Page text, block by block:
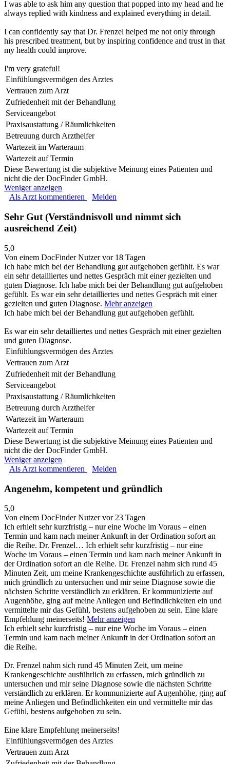
I was able to ask him any question that popped into my head and he
always replied with kindness and explained everything in detail.
I can confidently say that Dr. Frenzel helped me not only through
his prescribed treatment, but by inspiring confidence and trust in that
my health could improve.
I'm very grateful!
Einfühlungsvermögen des Arztes
Vertrauen zum Arzt
Zufriedenheit mit der Behandlung
Serviceangebot
Praxisaustattung / Räumlichkeiten
Betreuung durch Arzthelfer
Wartezeit im Warteraum
Wartezeit auf Termin
Diese Bewertung ist die subjektive Meinung eines Patienten und
nicht die der DocFinder GmbH.
Weniger anzeigen
Als Arzt kommentieren
Melden
Sehr Gut (Verständnisvoll und nimmt sich
ausreichend Zeit)
5,0
Von einem DocFinder Nutzervor 18 Tagen
Ich habe mich bei der Behandlung gut aufgehoben gefühlt. Es war
ein sehr detailliertes und nettes Gespräch mit einer gezielten und
guten Diagnose. Ich habe mich bei der Behandlung gut aufgehoben
gefühlt. Es war ein sehr detailliertes und nettes Gespräch mit einer
gezielten und guten Diagnose. Mehr anzeigen
Ich habe mich bei der Behandlung gut aufgehoben gefühlt.
Es war ein sehr detailliertes und nettes Gespräch mit einer gezielten
und guten Diagnose.
Einfühlungsvermögen des Arztes
Vertrauen zum Arzt
Zufriedenheit mit der Behandlung
Serviceangebot
Praxisaustattung / Räumlichkeiten
Betreuung durch Arzthelfer
Wartezeit im Warteraum
Wartezeit auf Termin
Diese Bewertung ist die subjektive Meinung eines Patienten und
nicht die der DocFinder GmbH.
Weniger anzeigen
Als Arzt kommentieren
Melden
Angenehm, kompetent und gründlich
5,0
Von einem DocFinder Nutzervor 23 Tagen
Ich erhielt sehr kurzfristig – nur eine Woche im Voraus – einen
Termin und kam nach meiner Ankunft in der Ordination sofort an
die Reihe. Dr. Frenzel… Ich erhielt sehr kurzfristig – nur eine
Woche im Voraus – einen Termin und kam nach meiner Ankunft in
der Ordination sofort an die Reihe. Dr. Frenzel nahm sich rund 45
Minuten Zeit, um meine Krankengeschichte ausführlich zu erfassen,
mich gründlich zu untersuchen und mir seine Diagnose sowie die
nächsten Schritte verständlich zu erklären. Er kommunizierte auf
Augenhöhe, ging auf meine Anliegen und Befindlichkeiten ein und
vermittelte mir das Gefühl, bestens aufgehoben zu sein. Eine klare
Empfehlung meinerseits! Mehr anzeigen
Ich erhielt sehr kurzfristig – nur eine Woche im Voraus – einen
Termin und kam nach meiner Ankunft in der Ordination sofort an
die Reihe.
Dr. Frenzel nahm sich rund 45 Minuten Zeit, um meine
Krankengeschichte ausführlich zu erfassen, mich gründlich zu
untersuchen und mir seine Diagnose sowie die nächsten Schritte
verständlich zu erklären. Er kommunizierte auf Augenhöhe, ging auf
meine Anliegen und Befindlichkeiten ein und vermittelte mir das
Gefühl, bestens aufgehoben zu sein.
Eine klare Empfehlung meinerseits!
Einfühlungsvermögen des Arztes
Vertrauen zum Arzt